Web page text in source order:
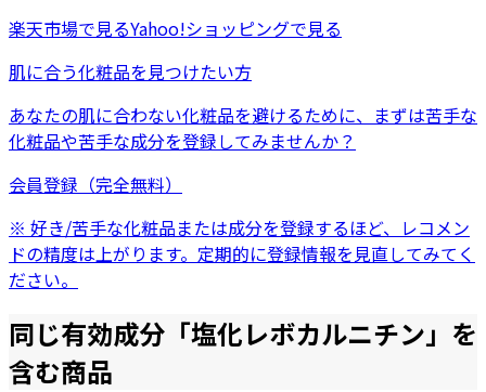
楽天市場で見るYahoo!ショッピングで見る
肌に合う化粧品を見つけたい方
あなたの肌に合わない化粧品を避けるために、まずは苦手な
化粧品や苦手な成分を登録してみませんか？
会員登録（完全無料）
※ 好き/苦手な化粧品または成分を登録するほど、レコメン
ドの精度は上がります。定期的に登録情報を見直してみてく
ださい。
同じ有効成分「塩化レボカルニチン」を
含む商品